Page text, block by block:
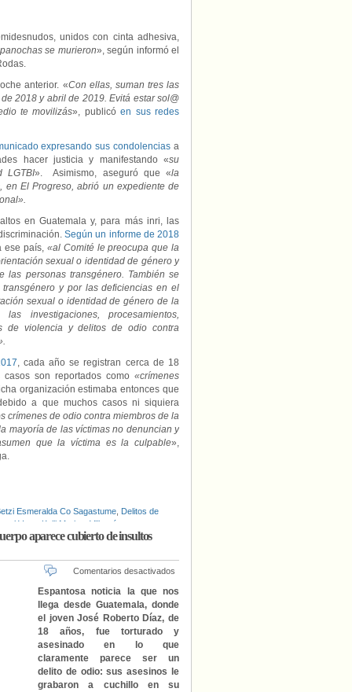
unidos con cinta adhesiva,
se murieron», según informó el
anterior. «Con ellas, suman tres las
2018 y abril de 2019. Evitá estar sol@
te movilizás», publicóen sus redes
expresando sus condolencias a
hacer justicia y manifestando «su
LGTBI». Asimismo, aseguró que «la
en El Progreso, abrió un expediente de
en Guatemala y, para más inri, las
Según un informe de 2018
ese país, «al Comité le preocupa que la
sexual o identidad de género y
personas transgénero. También se
y por las deficiencias en el
sexual o identidad de género de la
investigaciones, procesamientos,
de violencia y delitos de odio contra
, cada año se registran cerca de 18
son reportados como «crímenes
organización estimaba entonces que
a que muchos casos ni siquiera
crímenes de odio contra miembros de la
mayoría de las víctimas no denuncian y
que la víctima es la culpable»,
Esmeralda Co Sagastume Delitos de
Vega Kelli Maritza Villagrán
aparece cubierto de insultos
Comentarios desactivados
Espantosa noticia la que nos
llega desde Guatemala, donde
el joven José Roberto Díaz, de
18 años, fue torturado y
asesinado en lo que
claramente parece ser un
delito de odio: sus asesinos le
grabaron a cuchillo en su